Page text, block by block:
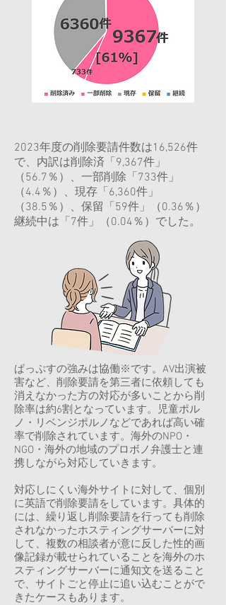
2023年度の削除要請件数は16,526件
で、内訳は削除済「9,367件」
（56.7％）、一部削除「733件」
（4.4％）、現存「6,360件」
（38.5％）、保留「59件」（0.36％）
継続中は「7件」（0.04％）でした。
ぱっぷすの強みは協働※です。AV出演被
害など、削除要請を第三者に依頼しても
消えなかった方の対応が多いことから削
除率は約6割となっています。児童ポル
ノ・リベンジポルノなどであれば高い確
率で削除されています。海外のNPO・
NGO・海外の地域のプロボノ弁護士と連
携しながら対応していきます。
対応しにくい海外サイトに対して、個別
に英語で削除要請をしています。具体的
には、繰り返し削除要請を行っても削除
されなかったホスティングサーバーに対
して、複数の相談者が意に反した性的画
像記録が載せられていることを海外のホ
スティングサーバーに通知文を送ること
で、サイトごと停止に追い込むことがで
きたケースもあります。